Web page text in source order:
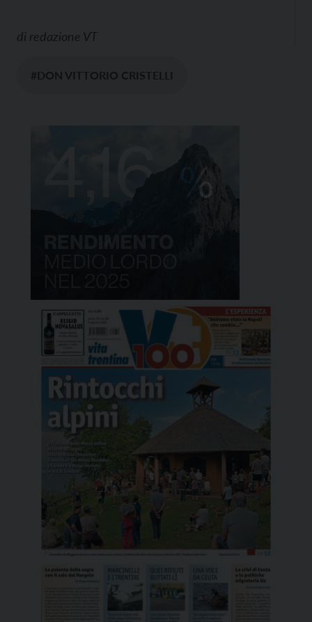
di redazione VT
#DON VITTORIO CRISTELLI